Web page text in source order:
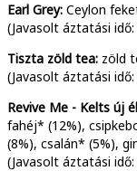
Earl Grey: Ceylon
(Javasolt áztatási
Tiszta zöld tea: zöld
(Javasolt áztatási
Revive Me - Kelts új
fahéj* (12%),
(8%), csalán* (5%),
(Javasolt áztatási